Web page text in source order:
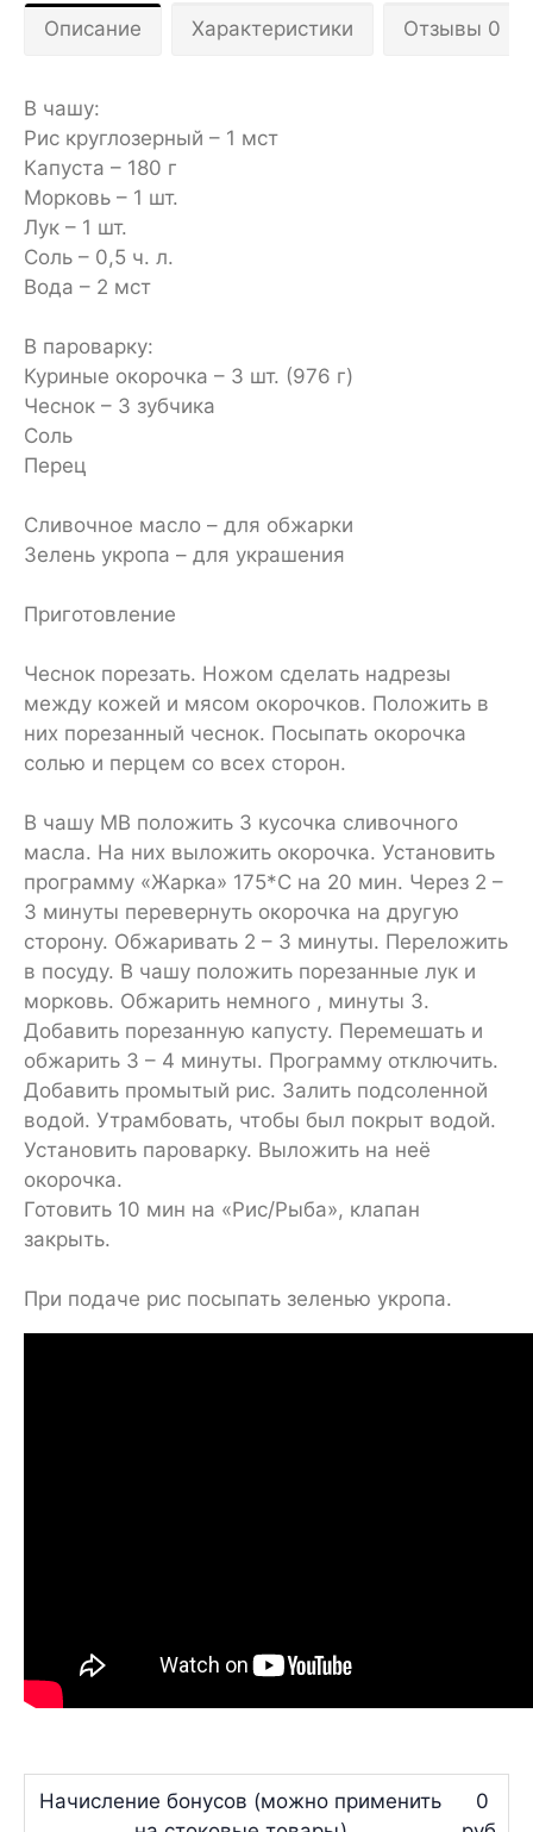
Описание Характеристики Отзывы 0
В чашу:
Рис круглозерный – 1 мст
Капуста – 180 г
Морковь – 1 шт.
Лук – 1 шт.
Соль – 0,5 ч. л.
Вода – 2 мст
В пароварку:
Куриные окорочка – 3 шт. (976 г)
Чеснок – 3 зубчика
Соль
Перец
Сливочное масло – для обжарки
Зелень укропа – для украшения
Приготовление
Чеснок порезать. Ножом сделать надрезы
между кожей и мясом окорочков. Положить в
них порезанный чеснок. Посыпать окорочка
солью и перцем со всех сторон.
В чашу МВ положить 3 кусочка сливочного
масла. На них выложить окорочка. Установить
программу «Жарка» 175*С на 20 мин. Через 2 –
3 минуты перевернуть окорочка на другую
сторону. Обжаривать 2 – 3 минуты. Переложить
в посуду. В чашу положить порезанные лук и
морковь. Обжарить немного , минуты 3.
Добавить порезанную капусту. Перемешать и
обжарить 3 – 4 минуты. Программу отключить.
Добавить промытый рис. Залить подсоленной
водой. Утрамбовать, чтобы был покрыт водой.
Установить пароварку. Выложить на неё
окорочка.
Готовить 10 мин на «Рис/Рыба», клапан
закрыть.
При подаче рис посыпать зеленью укропа.
Начисление бонусов (можно применить
0